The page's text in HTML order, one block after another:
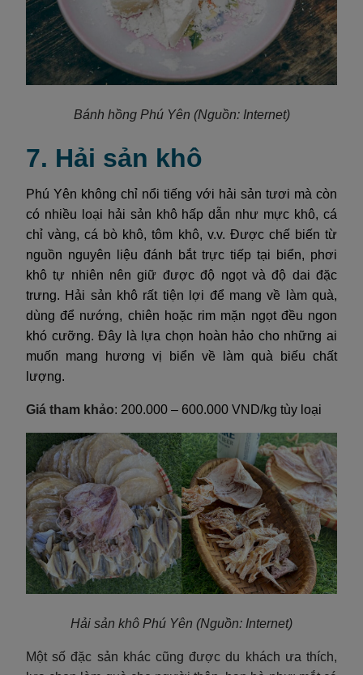
Bánh hồng Phú Yên (Nguồn: Internet)
7. Hải sản khô
Phú Yên không chỉ nổi tiếng với hải sản tươi mà còn
có nhiều loại hải sản khô hấp dẫn như mực khô, cá
chỉ vàng, cá bò khô, tôm khô, v.v. Được chế biến từ
nguồn nguyên liệu đánh bắt trực tiếp tại biển, phơi
khô tự nhiên nên giữ được độ ngọt và độ dai đặc
trưng. Hải sản khô rất tiện lợi để mang về làm quà,
dùng để nướng, chiên hoặc rim mặn ngọt đều ngon
khó cưỡng. Đây là lựa chọn hoàn hảo cho những ai
muốn mang hương vị biển về làm quà biếu chất
lượng.
Giá tham khảo: 200.000 – 600.000 VND/kg tùy loại
Hải sản khô Phú Yên (Nguồn: Internet)
Một số đặc sản khác cũng được du khách ưa thích,